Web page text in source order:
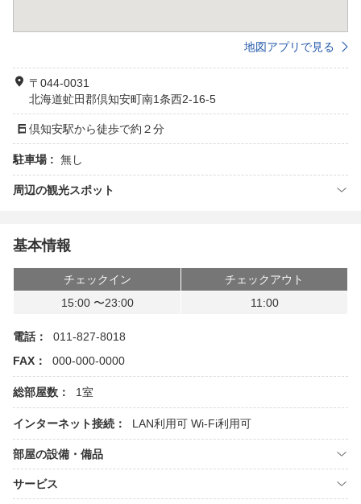
地図アプリで見る
〒044-0031
北海道虻田郡倶知安町南1条西2-16-5
倶知安駅から徒歩で約２分
駐車場 : 無し
周辺の観光スポット
基本情報
チェックイン
チェックアウト
15:00 〜23:00
11:00
電話：
011-827-8018
FAX：
000-000-0000
総部屋数： 1室
インターネット接続： LAN利用可 Wi-Fi利用可
部屋の設備・備品
サービス